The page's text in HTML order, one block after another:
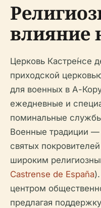
влияние
Церковь Кастре́нсе
приходской
для военных в А-
ежедневные и
поминальные
Военные традиции —
святых
широким
Castrense de España
центром
предлагая